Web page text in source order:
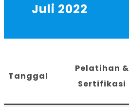
Juli 2022
Tanggal
Pelatihan &
Sertifikasi